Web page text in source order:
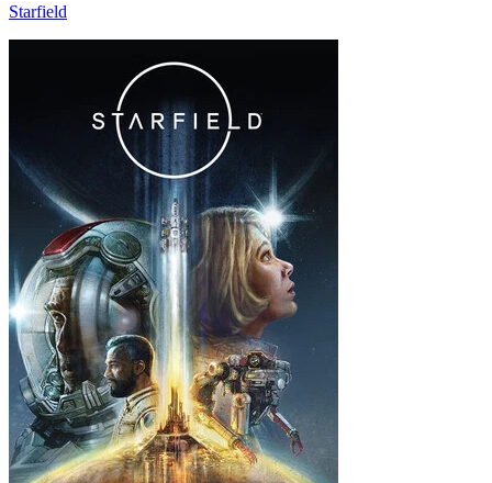
Starfield